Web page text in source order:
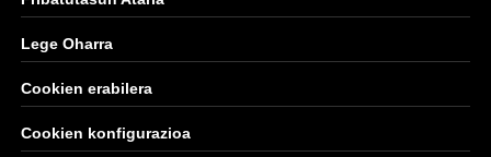
Lege Oharra
Cookien erabilera
Cookien konfigurazioa